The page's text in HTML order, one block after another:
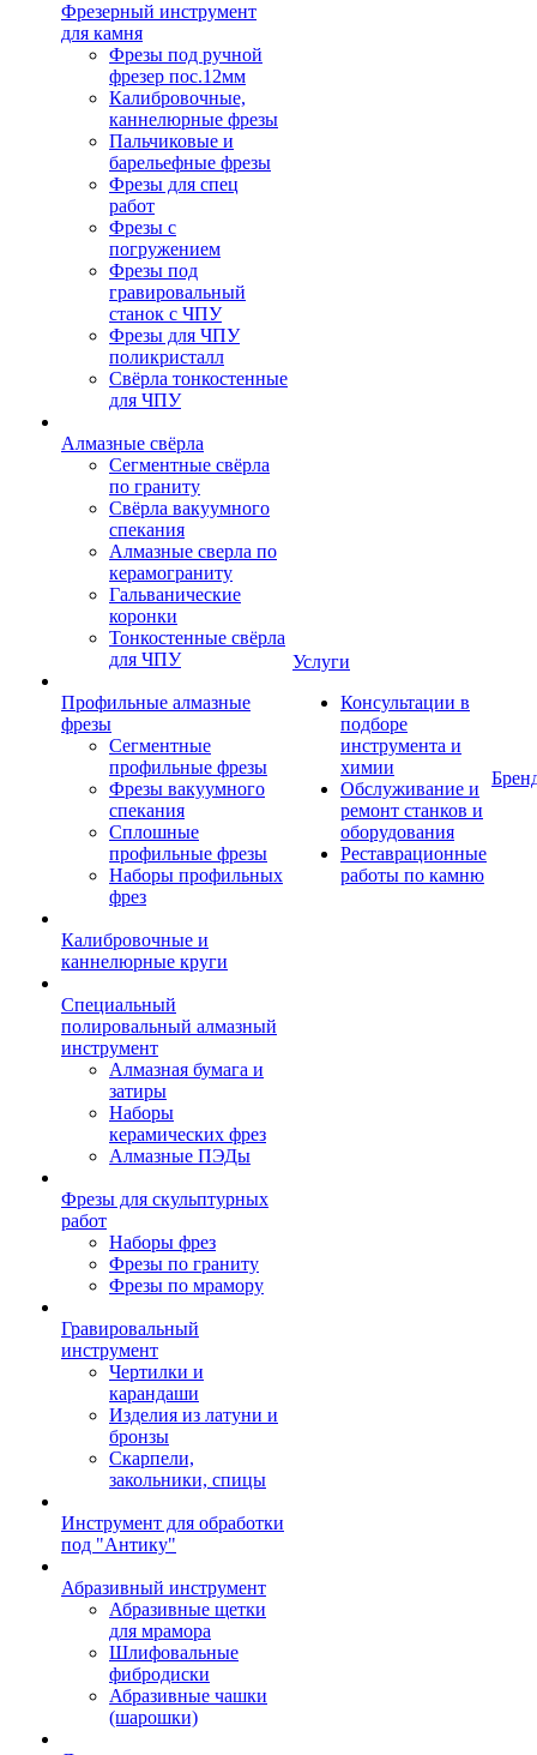
Фрезерный инструмент
для камня
Фрезы под ручной
фрезер пос.12мм
Калибровочные,
каннелюрные фрезы
Пальчиковые и
барельефные фрезы
Фрезы для спец
работ
Фрезы с
погружением
Фрезы под
гравировальный
станок с ЧПУ
Фрезы для ЧПУ
поликристалл
Свёрла тонкостенные
для ЧПУ
Алмазные свёрла
Сегментные свёрла
по граниту
Свёрла вакуумного
спекания
Алмазные сверла по
керамограниту
Гальванические
коронки
Тонкостенные свёрла
для ЧПУ
Профильные алмазные
фрезы
Сегментные
профильные фрезы
Фрезы вакуумного
спекания
Сплошные
профильные фрезы
Наборы профильных
фрез
Калибровочные и
каннелюрные круги
Специальный
полировальный алмазный
инструмент
Алмазная бумага и
затиры
Наборы
керамических фрез
Алмазные ПЭДы
Фрезы для скульптурных
работ
Наборы фрез
Фрезы по граниту
Фрезы по мрамору
Гравировальный
инструмент
Чертилки и
карандаши
Изделия из латуни и
бронзы
Скарпели,
закольники, спицы
Инструмент для обработки
под "Антику"
Абразивный инструмент
Абразивные щетки
для мрамора
Шлифовальные
фибродиски
Абразивные чашки
(шарошки)
Услуги
Консультации в
подборе
инструмента и
химии
Обслуживание и
ремонт станков и
оборудования
Реставрационные
работы по камню